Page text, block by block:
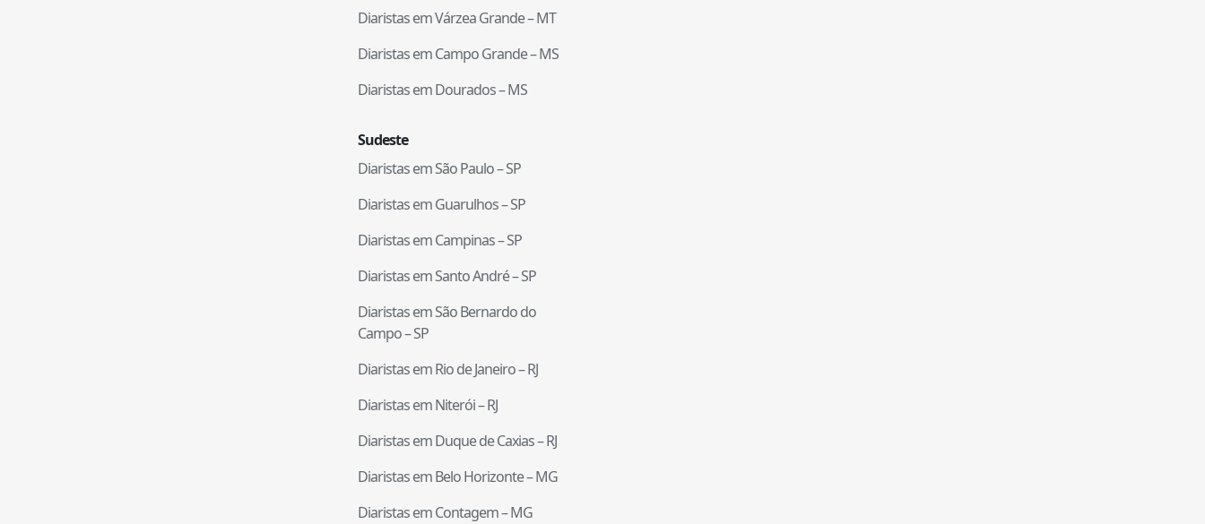
Diaristas emVárzea Grande–MT
Diaristas emCampo Grande–MS
Diaristas emDourados–MS
Sudeste
Diaristas emSão Paulo–SP
Diaristas emGuarulhos–SP
Diaristas emCampinas–SP
Diaristas emSanto André–SP
Diaristas emSão Bernardo do
Campo–SP
Diaristas emRio de Janeiro–RJ
Diaristas emNiterói–RJ
Diaristas emDuque de Caxias–RJ
Diaristas emBelo Horizonte–MG
Diaristas emContagem–MG